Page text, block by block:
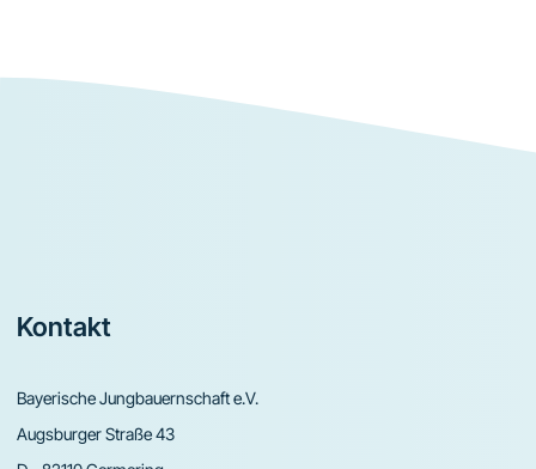
Footer
Kontakt
Bayerische Jungbauernschaft e.V.
Augsburger Straße 43